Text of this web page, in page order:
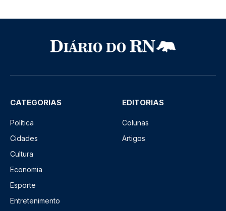
CATEGORIAS
Política
Cidades
Cultura
Economia
Esporte
Entretenimento
EDITORIAS
Colunas
Artigos